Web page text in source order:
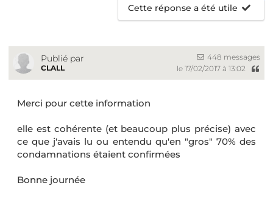
Cette réponse a été utile
Publié par
CLALL
448 messages
le 17/02/2017 à 13:02
Merci pour cette information
elle est cohérente (et beaucoup plus précise) avec
ce que j'avais lu ou entendu qu'en "gros" 70% des
condamnations étaient confirmées
Bonne journée